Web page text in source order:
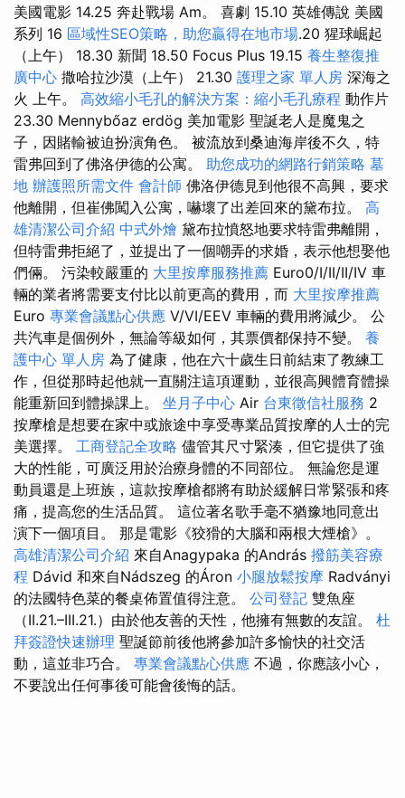
美國電影 14.25 奔赴戰場 Am。 喜劇 15.10 英雄傳說 美國
系列 16 區域性SEO策略，助您贏得在地市場.20 猩球崛起
（上午） 18.30 新聞 18.50 Focus Plus 19.15 養生整復推
廣中心 撒哈拉沙漠（上午） 21.30 護理之家 單人房 深海之
火 上午。 高效縮小毛孔的解決方案：縮小毛孔療程 動作片
23.30 Mennybőaz erdög 美加電影 聖誕老人是魔鬼之
子，因賭輸被迫扮演角色。 被流放到桑迪海岸後不久，特
雷弗回到了佛洛伊德的公寓。 助您成功的網路行銷策略 墓
地 辦護照所需文件 會計師 佛洛伊德見到他很不高興，要求
他離開，但崔佛闖入公寓，嚇壞了出差回來的黛布拉。 高
雄清潔公司介紹 中式外燴 黛布拉憤怒地要求特雷弗離開，
但特雷弗拒絕了，並提出了一個嘲弄的求婚，表示他想娶他
們倆。 污染較嚴重的 大里按摩服務推薦 Euro0/I/II/II/IV 車
輛的業者將需要支付比以前更高的費用，而 大里按摩推薦
Euro 專業會議點心供應 V/VI/EEV 車輛的費用將減少。 公
共汽車是個例外，無論等級如何，其票價都保持不變。 養
護中心 單人房 為了健康，他在六十歲生日前結束了教練工
作，但從那時起他就一直關注這項運動，並很高興體育體操
能重新回到體操課上。 坐月子中心 Air 台東徵信社服務 2
按摩槍是想要在家中或旅途中享受專業品質按摩的人士的完
美選擇。 工商登記全攻略 儘管其尺寸緊湊，但它提供了強
大的性能，可廣泛用於治療身體的不同部位。 無論您是運
動員還是上班族，這款按摩槍都將有助於緩解日常緊張和疼
痛，提高您的生活品質。 這位著名歌手毫不猶豫地同意出
演下一個項目。 那是電影《狡猾的大腦和兩根大煙槍》。
高雄清潔公司介紹 來自Anagypaka 的András 撥筋美容療
程 Dávid 和來自Nádszeg 的Áron 小腿放鬆按摩 Radványi
的法國特色菜的餐桌佈置值得注意。 公司登記 雙魚座
（II.21.–III.21.）由於他友善的天性，他擁有無數的友誼。 杜
拜簽證快速辦理 聖誕節前後他將參加許多愉快的社交活
動，這並非巧合。 專業會議點心供應 不過，你應該小心，
不要說出任何事後可能會後悔的話。